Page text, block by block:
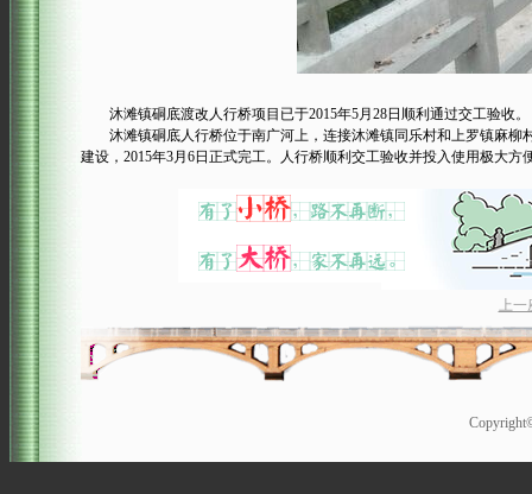
沐滩镇硐底渡改人行桥项目已于2015年5月28日顺利通过交工验收。
沐滩镇硐底人行桥位于南广河上，连接沐滩镇同乐村和上罗镇麻柳村
建设，2015年3月6日正式完工。人行桥顺利交工验收并投入使用极大
上一